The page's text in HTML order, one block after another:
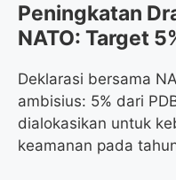
Peningkatan
NATO: Target
Deklarasi bersama
ambisius: 5% dari
dialokasikan untuk
keamanan pada